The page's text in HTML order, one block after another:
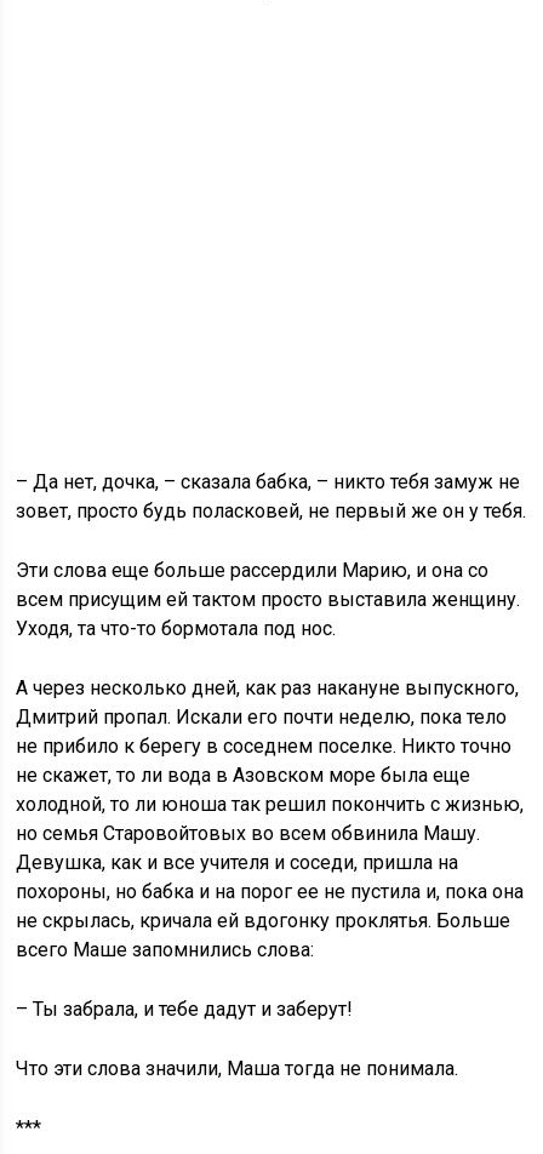
– Да нет, дочка, – сказала бабка, – никто тебя замуж не
зовет, просто будь поласковей, не первый же он у тебя.
Эти слова еще больше рассердили Марию, и она со
всем присущим ей тактом просто выставила женщину.
Уходя, та что-то бормотала под нос.
А через несколько дней, как раз накануне выпускного,
Дмитрий пропал. Искали его почти неделю, пока тело
не прибило к берегу в соседнем поселке. Никто точно
не скажет, то ли вода в Азовском море была еще
холодной, то ли юноша так решил покончить с жизнью,
но семья Старовойтовых во всем обвинила Машу.
Девушка, как и все учителя и соседи, пришла на
похороны, но бабка и на порог ее не пустила и, пока она
не скрылась, кричала ей вдогонку проклятья. Больше
всего Маше запомнились слова:
– Ты забрала, и тебе дадут и заберут!
Что эти слова значили, Маша тогда не понимала.
***